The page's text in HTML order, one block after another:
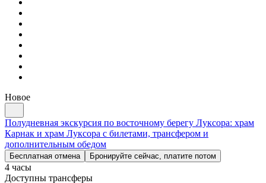
Новое
Полудневная экскурсия по восточному берегу Луксора: храм
Карнак и храм Луксора с билетами, трансфером и
дополнительным обедом
Бесплатная отмена Бронируйте сейчас, платите потом
4 часы
Доступны трансферы